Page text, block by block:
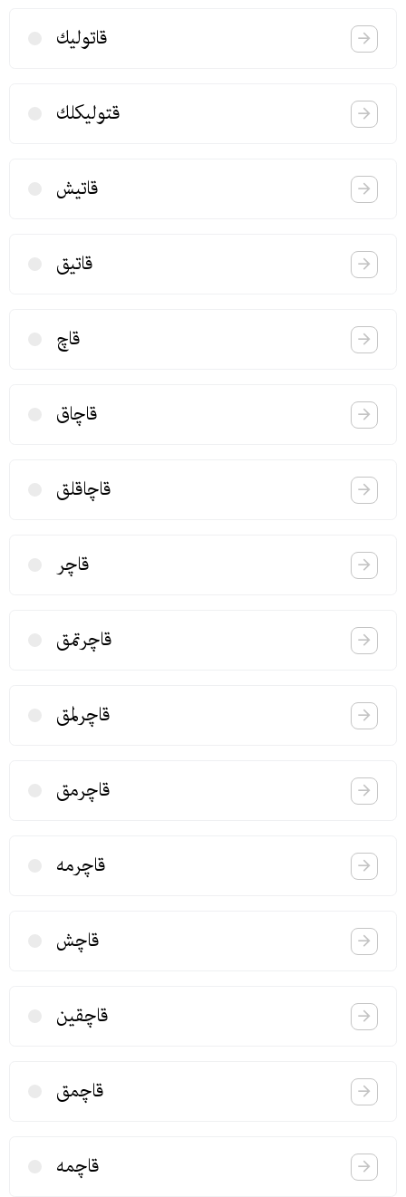
قاتولیك
قتولیكلك
قاتیش
قاتیق
قاچ
قاچاق
قاچاقلق
قاچر
قاچرتمق
قاچرلمق
قاچرمق
قاچرمه
قاچش
قاچقین
قاچمق
قاچمه